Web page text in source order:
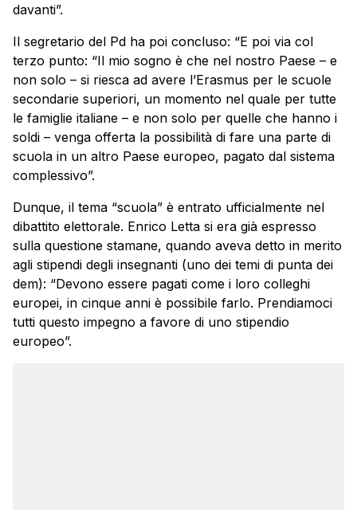
davanti”.
Il segretario del Pd ha poi concluso: “E poi via col
terzo punto: “Il mio sogno è che nel nostro Paese – e
non solo – si riesca ad avere l’Erasmus per le scuole
secondarie superiori, un momento nel quale per tutte
le famiglie italiane – e non solo per quelle che hanno i
soldi – venga offerta la possibilità di fare una parte di
scuola in un altro Paese europeo, pagato dal sistema
complessivo”.
Dunque, il tema “scuola” è entrato ufficialmente nel
dibattito elettorale. Enrico Letta si era già espresso
sulla questione stamane, quando aveva detto in merito
agli stipendi degli insegnanti (uno dei temi di punta dei
dem): “Devono essere pagati come i loro colleghi
europei, in cinque anni è possibile farlo. Prendiamoci
tutti questo impegno a favore di uno stipendio
europeo”.